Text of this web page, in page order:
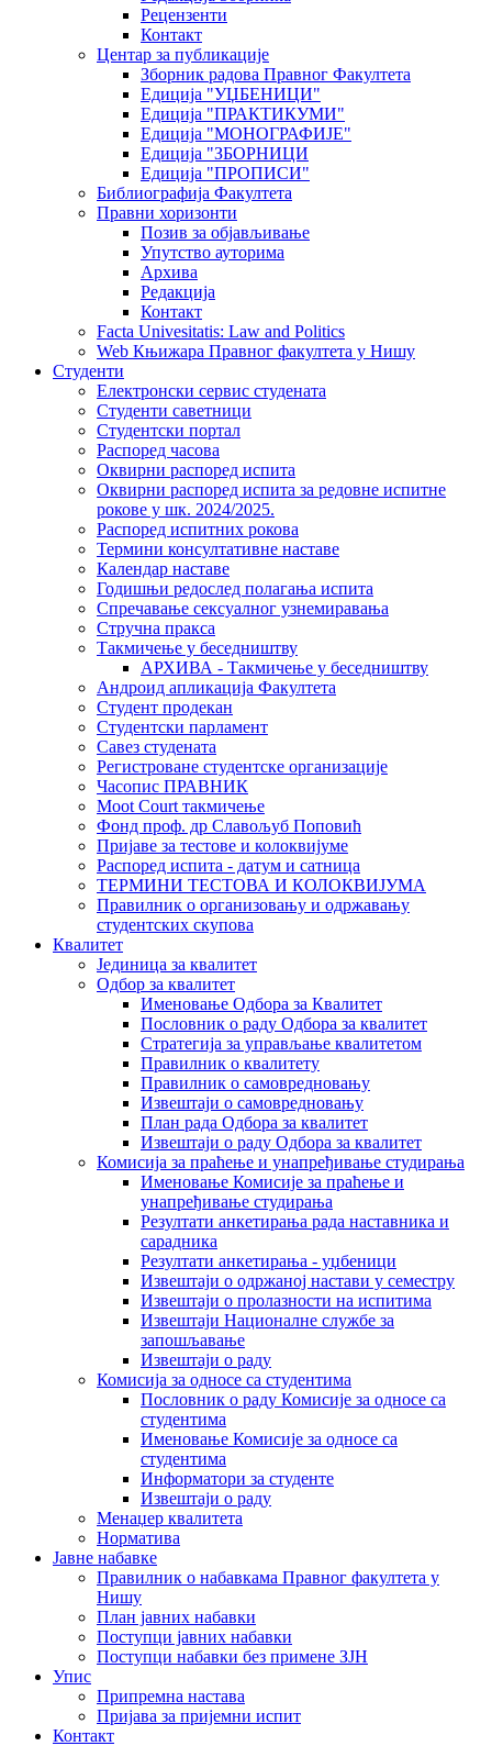
Рецензенти
Контакт
Центар за публикације
Зборник радова Правног Факултета
Едиција "УЏБЕНИЦИ"
Едиција "ПРАКТИКУМИ"
Едиција "МОНОГРАФИЈЕ"
Едиција "ЗБОРНИЦИ
Едиција "ПРОПИСИ"
Библиографија Факултета
Правни хоризонти
Позив за објављивање
Упутство ауторима
Архива
Редакција
Контакт
Facta Univesitatis: Law and Politics
Web Књижара Правног факултета у Нишу
Студенти
Електронски сервис студената
Студенти саветници
Студентски портал
Распоред часова
Оквирни распоред испита
Оквирни распоред испита за редовне испитне
рокове у шк. 2024/2025.
Распоред испитних рокова
Термини консултативне наставе
Календар наставе
Годишњи редослед полагања испита
Спречавање сексуалног узнемиравања
Стручна пракса
Такмичење у беседништву
АРХИВА - Такмичење у беседништву
Андроид апликација Факултета
Студент продекан
Студентски парламент
Савез студената
Регистроване студентске организације
Часопис ПРАВНИК
Moot Court такмичење
Фонд проф. др Славољуб Поповић
Пријаве за тестове и колоквијуме
Распоред испита - датум и сатница
ТЕРМИНИ ТЕСТОВА И КОЛОКВИЈУМА
Правилник о организовању и одржавању
студентских скупова
Квалитет
Јединица за квалитет
Одбор за квалитет
Именовање Одбора за Квалитет
Пословник о раду Одбора за квалитет
Стратегија за управљање квалитетом
Правилник о квалитету
Правилник о самовредновању
Извештаји о самовредновању
План рада Одбора за квалитет
Извештаји о раду Одбора за квалитет
Комисија за праћење и унапређивање студирања
Именовање Комисије за праћење и
унапређивање студирања
Резултати анкетирања рада наставника и
сарадника
Резултати анкетирања - уџбеници
Извештаји о одржаној настави у семестру
Извештаји о пролазности на испитима
Извештаји Националне службе за
запошљавање
Извештаји о раду
Комисија за односе са студентима
Пословник о раду Комисије за односе са
студентима
Именовање Комисије за односе са
студентима
Информатори за студенте
Извештаји о раду
Менаџер квалитета
Норматива
Јавне набавке
Правилник о набавкама Правног факултета у
Нишу
План јавних набавки
Поступци јавних набавки
Поступци набавки без примене ЗЈН
Упис
Припремна настава
Пријава за пријемни испит
Контакт